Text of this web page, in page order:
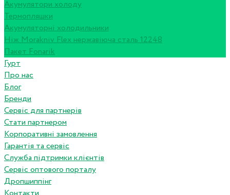
Акумулятори холоду
Термопляшки
Акумуляторні холодильники
Ніж Morakniv Flex нержавіюча сталь 12248
Пакет Fonarik
Гурт
Про нас
Блог
Бренди
Сервіс для партнерів
Стати партнером
Корпоративні замовлення
Гарантія та сервіс
Служба підтримки клієнтів
Сервіс оптового порталу
Дропшиппінг